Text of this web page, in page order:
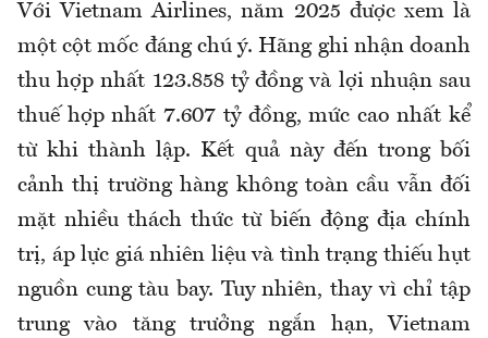
Với Vietnam Airlines, năm 2025 được xem là
một cột mốc đáng chú ý. Hãng ghi nhận doanh
thu hợp nhất 123.858 tỷ đồng và lợi nhuận sau
thuế hợp nhất 7.607 tỷ đồng, mức cao nhất kể
từ khi thành lập. Kết quả này đến trong bối
cảnh thị trường hàng không toàn cầu vẫn đối
mặt nhiều thách thức từ biến động địa chính
trị, áp lực giá nhiên liệu và tình trạng thiếu hụt
nguồn cung tàu bay. Tuy nhiên, thay vì chỉ tập
trung vào tăng trưởng ngắn hạn, Vietnam